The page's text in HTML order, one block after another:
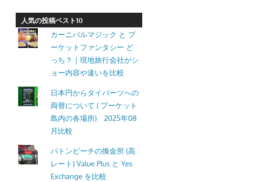
観
光
に
た
情
ー
ケ
人気の投稿ベスト10
カーニバルマジック と プ
ーケットファンタシー ど
っち？｜現地旅行会社がシ
ョー内容や違いを比較
日本円からタイバーツへの
両替について ( プーケット
島内の各場所) 2025年08
月比較
パトンビーチの換金所 (高
レート) Value Plus と Yes
Exchange を比較